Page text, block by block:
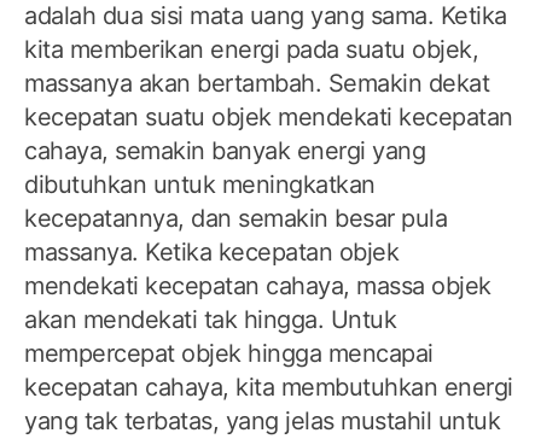
adalah dua sisi mata uang yang sama. Ketika
kita memberikan energi pada suatu objek,
massanya akan bertambah. Semakin dekat
kecepatan suatu objek mendekati kecepatan
cahaya, semakin banyak energi yang
dibutuhkan untuk meningkatkan
kecepatannya, dan semakin besar pula
massanya. Ketika kecepatan objek
mendekati kecepatan cahaya, massa objek
akan mendekati tak hingga. Untuk
mempercepat objek hingga mencapai
kecepatan cahaya, kita membutuhkan energi
yang tak terbatas, yang jelas mustahil untuk